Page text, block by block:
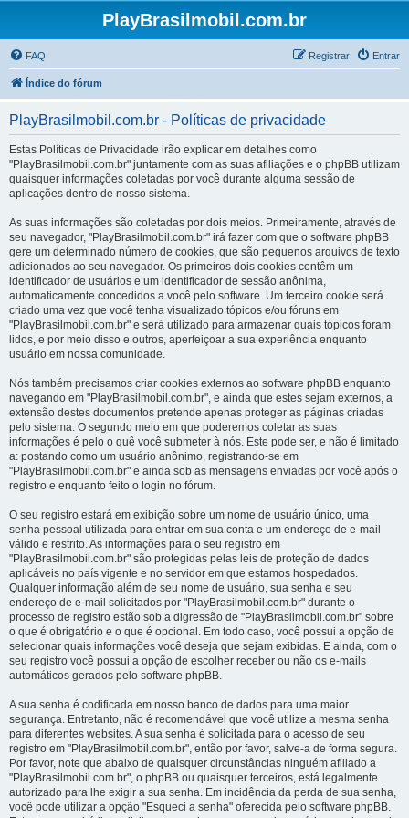
PlayBrasilmobil.com.br
FAQ Entrar
Registrar
Índice do fórum
PlayBrasilmobil.com.br - Políticas de privacidade
Estas Políticas de Privacidade irão explicar em detalhes como
"PlayBrasilmobil.com.br" juntamente com as suas afiliações e o phpBB utilizam
quaisquer informações coletadas por você durante alguma sessão de
aplicações dentro de nosso sistema.
As suas informações são coletadas por dois meios. Primeiramente, através de
seu navegador, "PlayBrasilmobil.com.br" irá fazer com que o software phpBB
gere um determinado número de cookies, que são pequenos arquivos de texto
adicionados ao seu navegador. Os primeiros dois cookies contêm um
identificador de usuários e um identificador de sessão anônima,
automaticamente concedidos a você pelo software. Um terceiro cookie será
criado uma vez que você tenha visualizado tópicos e/ou fóruns em
"PlayBrasilmobil.com.br" e será utilizado para armazenar quais tópicos foram
lidos, e por meio disso e outros, aperfeiçoar a sua experiência enquanto
usuário em nossa comunidade.
Nós também precisamos criar cookies externos ao software phpBB enquanto
navegando em "PlayBrasilmobil.com.br", e ainda que estes sejam externos, a
extensão destes documentos pretende apenas proteger as páginas criadas
pelo sistema. O segundo meio em que poderemos coletar as suas
informações é pelo o quê você submeter à nós. Este pode ser, e não é limitado
a: postando como um usuário anônimo, registrando-se em
"PlayBrasilmobil.com.br" e ainda sob as mensagens enviadas por você após o
registro e enquanto feito o login no fórum.
O seu registro estará em exibição sobre um nome de usuário único, uma
senha pessoal utilizada para entrar em sua conta e um endereço de e-mail
válido e restrito. As informações para o seu registro em
"PlayBrasilmobil.com.br" são protegidas pelas leis de proteção de dados
aplicáveis no país vigente e no servidor em que estamos hospedados.
Qualquer informação além de seu nome de usuário, sua senha e seu
endereço de e-mail solicitados por "PlayBrasilmobil.com.br" durante o
processo de registro estão sob a digressão de "PlayBrasilmobil.com.br" sobre
o que é obrigatório e o que é opcional. Em todo caso, você possui a opção de
selecionar quais informações você deseja que sejam exibidas. E ainda, com o
seu registro você possui a opção de escolher receber ou não os e-mails
automáticos gerados pelo software phpBB.
A sua senha é codificada em nosso banco de dados para uma maior
segurança. Entretanto, não é recomendável que você utilize a mesma senha
para diferentes websites. A sua senha é solicitada para o acesso de seu
registro em "PlayBrasilmobil.com.br", então por favor, salve-a de forma segura.
Por favor, note que abaixo de quaisquer circunstâncias ninguém afiliado a
"PlayBrasilmobil.com.br", o phpBB ou quaisquer terceiros, está legalmente
autorizado para lhe exigir a sua senha. Em incidência da perda de sua senha,
você pode utilizar a opção "Esqueci a senha" oferecida pelo software phpBB.